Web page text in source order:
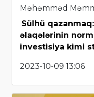
Məhəmməd
Sülhü
əlaqələrinin
investisiya kimi
2023-10-09 13:06